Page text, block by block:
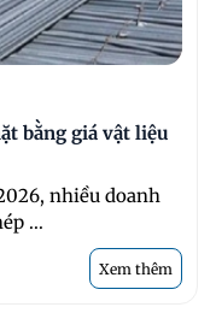
bằng giá vật liệu
nhiều doanh
...
Xem thêm